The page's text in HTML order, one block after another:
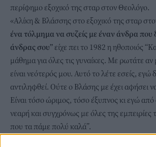
περίφημο εξοχικό της σταρ στον Θεολόγο.
«Αλίκη & Βλάσσης στο εξοχικό της σταρ
ένα τόλμημα να συζείς με έναν άνδρα που
άνδρας σου” είχε πει το 1982 η ηθοποιός
μάθημα για όλες τις γυναίκες. Με ρωτάτε αν
είναι νεότερός μου. Αυτό το λέτε εσείς, εγώ
αντιληφθεί. Ούτε ο Βλάσης με έχει αφήσει
Είναι τόσο ώριμος, τόσο έξυπνος κι εγώ
νεαρή και συγχρόνως με όλες της εμπειρίες
που τα πάμε πολύ καλά”.